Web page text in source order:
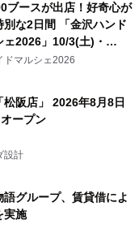
ブースが出店！好奇心が
別な2日間 「金沢ハンド
ェ2026」10/3(土)・
ドマルシェ2026
松阪店」 2026年8月8日
ープン
設計
語グループ、賃貸借によ
実施